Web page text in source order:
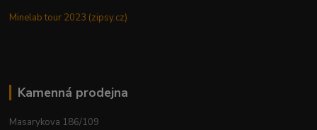
Minelab tour 2023 (zipsy.cz)
Kamenná prodejna
Masarykova 186/109